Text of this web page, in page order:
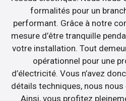
formalités pour un
performant. Grâce à notre
mesure d’être tranquille
votre installation. Tout
opérationnel pour une
d’électricité. Vous n’avez
détails techniques, nous
Ainsi, vous profitez